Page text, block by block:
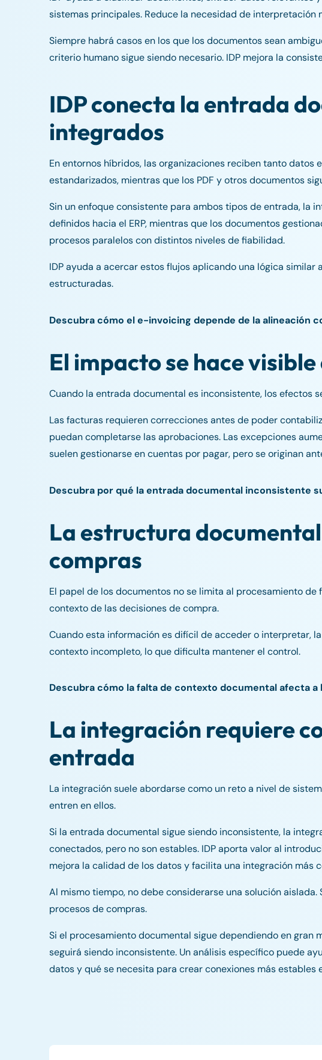
sistemas principales. Reduce la necesidad de interpretación
Siempre habrá casos en los que los documentos sean
criterio humano sigue siendo necesario. IDP mejora la
IDP conecta la entrada
integrados
En entornos híbridos, las organizaciones reciben tanto
estandarizados, mientras que los PDF y otros documentos
Sin un enfoque consistente para ambos tipos de entrada, la
definidos hacia el ERP, mientras que los documentos
procesos paralelos con distintos niveles de fiabilidad.
IDP ayuda a acercar estos flujos aplicando una lógica
estructuradas.
Descubra cómo el e-invoicing depende de la alineación
El impacto se hace
Cuando la entrada documental es inconsistente, los efectos
Las facturas requieren correcciones antes de poder
puedan completarse las aprobaciones. Las excepciones
suelen gestionarse en cuentas por pagar, pero se originan
Descubra por qué la entrada documental inconsistente
La estructura
compras
El papel de los documentos no se limita al procesamiento
contexto de las decisiones de compra.
Cuando esta información es difícil de acceder o interpretar,
contexto incompleto, lo que dificulta mantener el control.
Descubra cómo la falta de contexto documental afecta
La integración requiere
entrada
La integración suele abordarse como un reto a nivel de
entren en ellos.
Si la entrada documental sigue siendo inconsistente, la
conectados, pero no son estables. IDP aporta valor al
mejora la calidad de los datos y facilita una integración más
Al mismo tiempo, no debe considerarse una solución
procesos de compras.
Si el procesamiento documental sigue dependiendo en
seguirá siendo inconsistente. Un análisis específico puede
datos y qué se necesita para crear conexiones más estables